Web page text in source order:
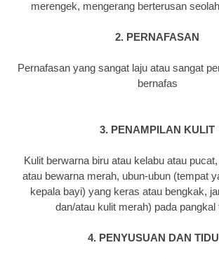
merengek, mengerang berterusan
2. PERNAFASAN
Pernafasan yang sangat laju atau sangat
bernafas
3. PENAMPILAN KULIT
Kulit berwarna biru atau kelabu atau
atau bewarna merah, ubun-ubun (tempat
kepala bayi) yang keras atau bengkak,
dan/atau kulit merah) pada pangkal
4. PENYUSUAN DAN